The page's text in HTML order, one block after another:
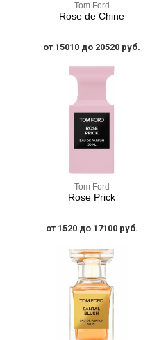
Tom Ford
Rose de Chine
от 15010 до 20520 руб.
Tom Ford
Rose Prick
от 1520 до 17100 руб.